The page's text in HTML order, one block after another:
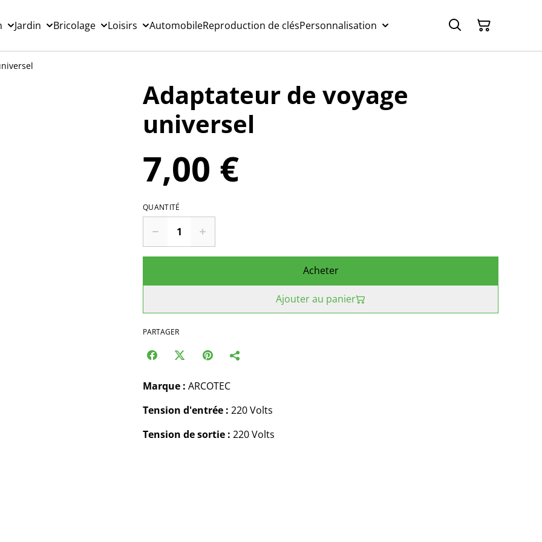
Jardin Bricolage Loisirs AutomobileReproduction de clésPersonnalisation
Adaptateur de voyage
universel
7,00 €
QUANTITÉ
Acheter
Ajouter au panier
PARTAGER
Marque : ARCOTEC
Tension d'entrée : 220 Volts
Tension de sortie : 220 Volts